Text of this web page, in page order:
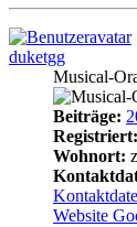
duketgg
Musical-
Beiträge:
Registriert:
Wohnort:
Website